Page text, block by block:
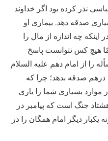
نذر کرده بود اگر خداوند
صدقه دهد. بیماری او
چه اندازه از مال را
هیچ کس نتوانست پاسخ
را از امام دهم علیه السلام
درهم صدقه بدهد؛ چرا که
موارد بسیاری شما را یاری
جنگ است که پیامبر در
دیگر امام همگان را در